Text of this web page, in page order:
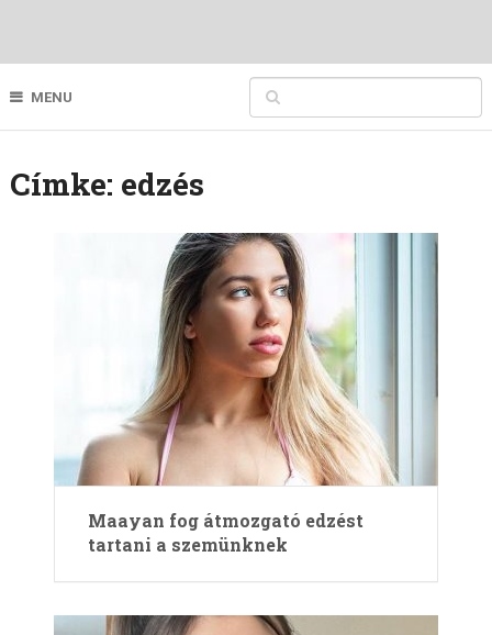
MENU
Címke: edzés
Maayan fog átmozgató edzést
tartani a szemünknek